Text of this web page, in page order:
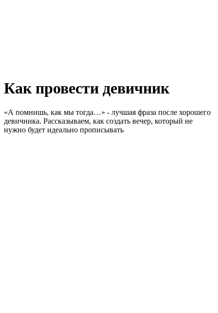
Как провести девичник
«А помнишь, как мы тогда…» - лучшая фраза после хорошего
девичника. Рассказываем, как создать вечер, который не
нужно будет идеально прописывать